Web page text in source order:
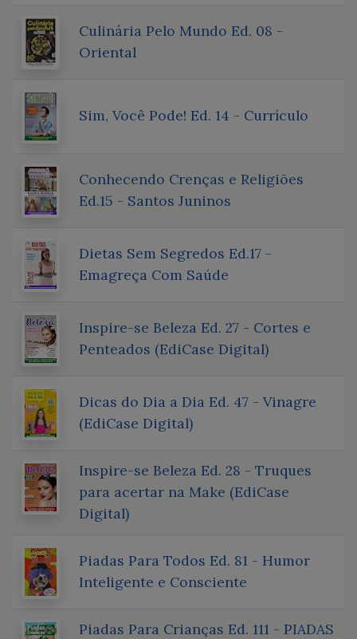
Culinária Pelo Mundo Ed. 08 -
Oriental
Sim, Você Pode! Ed. 14 - Currículo
Conhecendo Crenças e Religiões
Ed.15 - Santos Juninos
Dietas Sem Segredos Ed.17 -
Emagreça Com Saúde
Inspire-se Beleza Ed. 27 - Cortes e
Penteados (EdiCase Digital)
Dicas do Dia a Dia Ed. 47 - Vinagre
(EdiCase Digital)
Inspire-se Beleza Ed. 28 - Truques
para acertar na Make (EdiCase
Digital)
Piadas Para Todos Ed. 81 - Humor
Inteligente e Consciente
Piadas Para Crianças Ed. 111 - PIADAS